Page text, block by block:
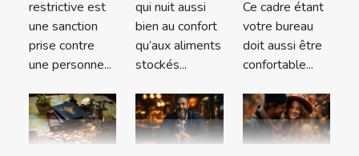
restrictive est
une sanction
prise contre
une personne...
qui nuit aussi
bien au confort
qu’aux aliments
stockés...
Ce cadre étant
votre bureau
doit aussi être
confortable...